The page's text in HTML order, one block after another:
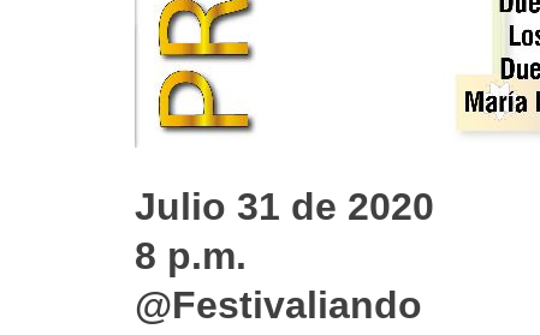
Julio 31 de 2020
8 p.m.
@Festivaliando